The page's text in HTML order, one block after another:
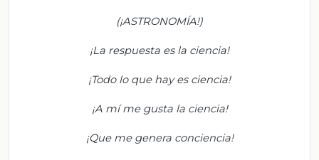
(¡ASTRONOMÍA!)
¡La respuesta es la ciencia!
¡Todo lo que hay es ciencia!
¡A mí me gusta la ciencia!
¡Que me genera conciencia!